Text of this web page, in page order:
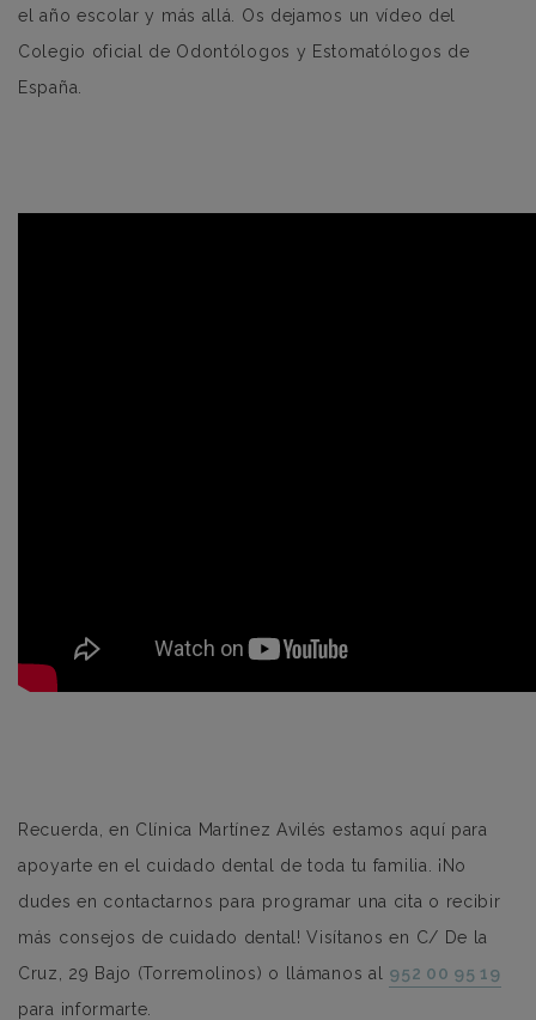
el año escolar y más allá. Os dejamos un vídeo del
Colegio oficial de Odontólogos y Estomatólogos de
España.
Recuerda, en Clínica Martínez Avilés estamos aquí para
apoyarte en el cuidado dental de toda tu familia. ¡No
dudes en contactarnos para programar una cita o recibir
más consejos de cuidado dental! Visítanos en C/ De la
Cruz, 29 Bajo (Torremolinos) o llámanos al 952 00 95 19
para informarte.